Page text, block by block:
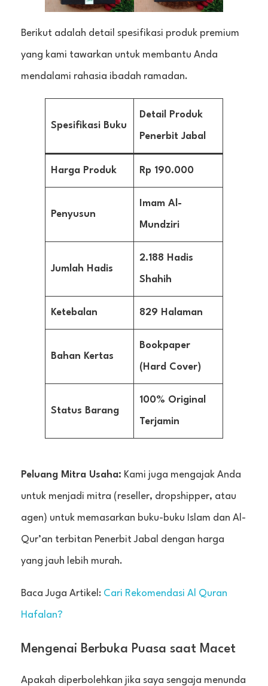
Berikut adalah detail spesifikasi produk premium
yang kami tawarkan untuk membantu Anda
mendalami rahasia ibadah ramadan.
Spesifikasi Buku
Detail Produk
Penerbit Jabal
Harga Produk Rp 190.000
Penyusun
Imam Al-
Mundziri
Jumlah Hadis
2.188 Hadis
Shahih
Ketebalan 829 Halaman
Bahan Kertas
Bookpaper
(Hard Cover)
Status Barang
100% Original
Terjamin
Peluang Mitra Usaha: Kami juga mengajak Anda
untuk menjadi mitra (reseller, dropshipper, atau
agen) untuk memasarkan buku-buku Islam dan Al-
Qur’an terbitan Penerbit Jabal dengan harga
yang jauh lebih murah.
Baca Juga Artikel: Cari Rekomendasi Al Quran
Hafalan?
Mengenai Berbuka Puasa saat Macet
Apakah diperbolehkan jika saya sengaja menunda